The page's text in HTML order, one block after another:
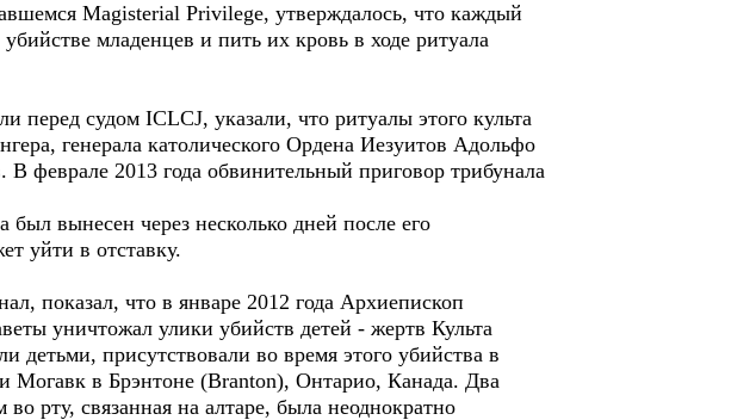
Magisterial Privilege, утверждалось, что каждый
младенцев и пить их кровь в ходе ритуала
перед судом ICLCJ, указали, что ритуалы этого культа
генерала католического Ордена Иезуитов Адольфо
феврале 2013 года обвинительный приговор трибунала
вынесен через несколько дней после его
уйти в отставку.
показал, что в январе 2012 года Архиепископ
уничтожал улики убийств детей - жертв Культа
детьми, присутствовали во время этого убийства в
Могавк в Брэнтоне (Branton), Онтарио, Канада. Два
рту, связанная на алтаре, была неоднократно